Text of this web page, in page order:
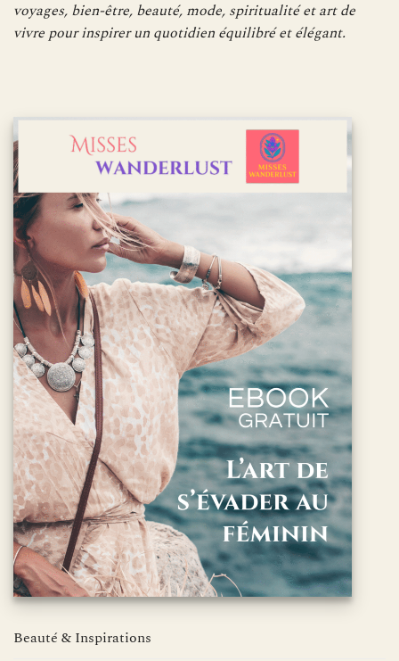
voyages, bien-être, beauté, mode, spiritualité et art de
vivre pour inspirer un quotidien équilibré et élégant.
Beauté & Inspirations